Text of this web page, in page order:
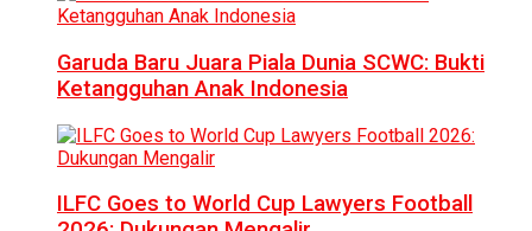
Garuda Baru Juara Piala Dunia SCWC: Bukti
Ketangguhan Anak Indonesia
ILFC Goes to World Cup Lawyers Football